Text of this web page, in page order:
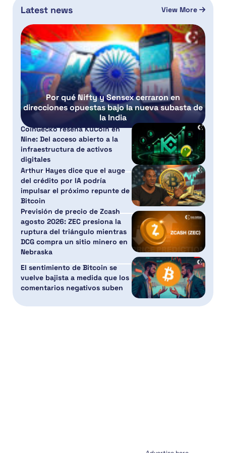
Latest news View More
Por qué Nifty y Sensex cerraron en
direcciones opuestas bajo la nueva subasta de
la India
CoinGecko reseña KuCoin en
Nine: Del acceso abierto a la
infraestructura de activos
digitales
Arthur Hayes dice que el auge
del crédito por IA podría
impulsar el próximo repunte de
Bitcoin
Previsión de precio de Zcash
agosto 2026: ZEC presiona la
ruptura del triángulo mientras
DCG compra un sitio minero en
Nebraska
El sentimiento de Bitcoin se
vuelve bajista a medida que los
comentarios negativos suben